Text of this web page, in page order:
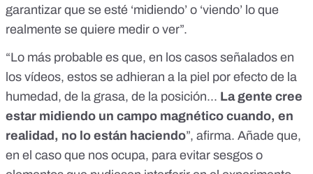
garantizar que se esté ‘midiendo’ o ‘viendo’ lo que
realmente se quiere medir o ver”.
“Lo más probable es que, en los casos señalados en
los vídeos, estos se adhieran a la piel por efecto de la
humedad, de la grasa, de la posición... La gente cree
estar midiendo un campo magnético cuando, en
realidad, no lo están haciendo”, afirma. Añade que,
en el caso que nos ocupa, para evitar sesgos o